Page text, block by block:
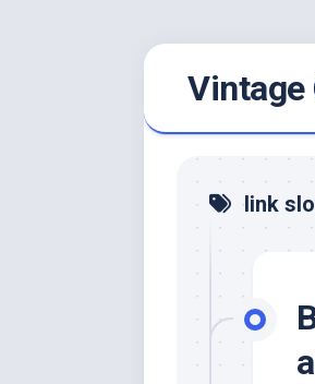
Vintage
link